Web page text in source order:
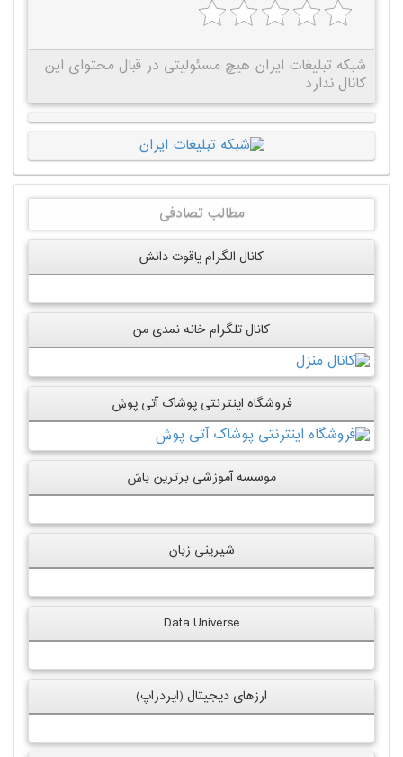
شبکه تبلیغات ایران هیچ مسئولیتی در قبال محتوای این
کانال ندارد
مطالب تصادفی
کانال الگرام یاقوت دانش
کانال تلگرام خانه نمدی من
فروشگاه اینترنتی پوشاک آتی پوش
موسسه آموزشی برترین باش
شیرینی زبان
Data Universe
ارزهای دیجیتال (ایردراپ)